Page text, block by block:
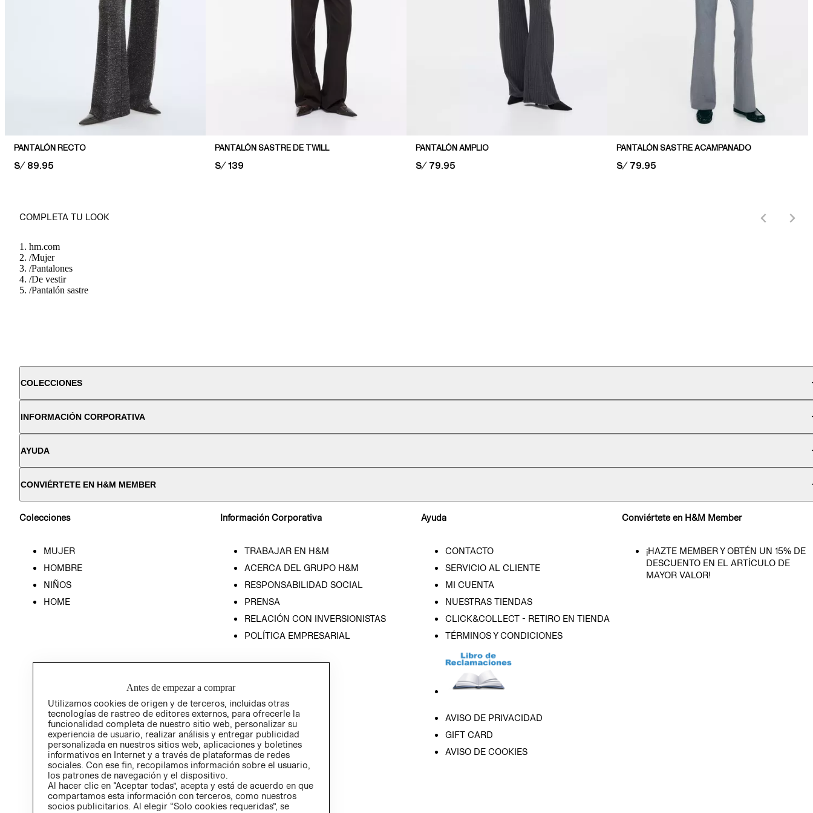
PANTALÓN RECTO
PRICE:
S/ 89.95
PANTALÓN SASTRE DE TWILL
PRICE:
S/ 139
PANTALÓN AMPLIO
PRICE:
S/ 79.95
PANTALÓN SASTRE ACAMPANADO
PRICE:
S/ 79.95
COMPLETA TU LOOK
hm.com
/Mujer
/Pantalones
/De vestir
/Pantalón sastre
COLECCIONES
INFORMACIÓN CORPORATIVA
AYUDA
CONVIÉRTETE EN H&M MEMBER
Colecciones
MUJER
HOMBRE
NIÑOS
HOME
Información Corporativa
TRABAJAR EN H&M
ACERCA DEL GRUPO H&M
RESPONSABILIDAD SOCIAL
PRENSA
RELACIÓN CON INVERSIONISTAS
POLÍTICA EMPRESARIAL
Ayuda
CONTACTO
SERVICIO AL CLIENTE
MI CUENTA
NUESTRAS TIENDAS
CLICK&COLLECT - RETIRO EN TIENDA
TÉRMINOS Y CONDICIONES
AVISO DE PRIVACIDAD
GIFT CARD
AVISO DE COOKIES
Conviértete en H&M Member
¡HAZTE MEMBER Y OBTÉN UN 15% DE
DESCUENTO EN EL ARTÍCULO DE
MAYOR VALOR!
Antes de empezar a comprar
Utilizamos cookies de origen y de terceros, incluidas otras
tecnologías de rastreo de editores externos, para ofrecerle la
funcionalidad completa de nuestro sitio web, personalizar su
experiencia de usuario, realizar análisis y entregar publicidad
personalizada en nuestros sitios web, aplicaciones y boletines
informativos en Internet y a través de plataformas de redes
sociales. Con ese fin, recopilamos información sobre el usuario,
los patrones de navegación y el dispositivo.
Al hacer clic en “Aceptar todas”, acepta y está de acuerdo en que
compartamos esta información con terceros, como nuestros
socios publicitarios. Al elegir “Solo cookies requeridas”, se